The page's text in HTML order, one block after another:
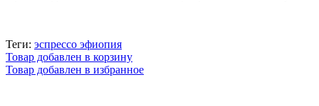
Теги: эспрессо эфиопия
Товар добавлен в корзину
Товар добавлен в избранное